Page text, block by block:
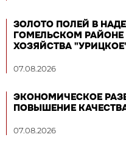
ЗОЛОТО ПОЛЕЙ В
ГОМЕЛЬСКОМ РАЙОНЕ
ХОЗЯЙСТВА
07.08.2026
ЭКОНОМИЧЕСКОЕ
ПОВЫШЕНИЕ
07.08.2026